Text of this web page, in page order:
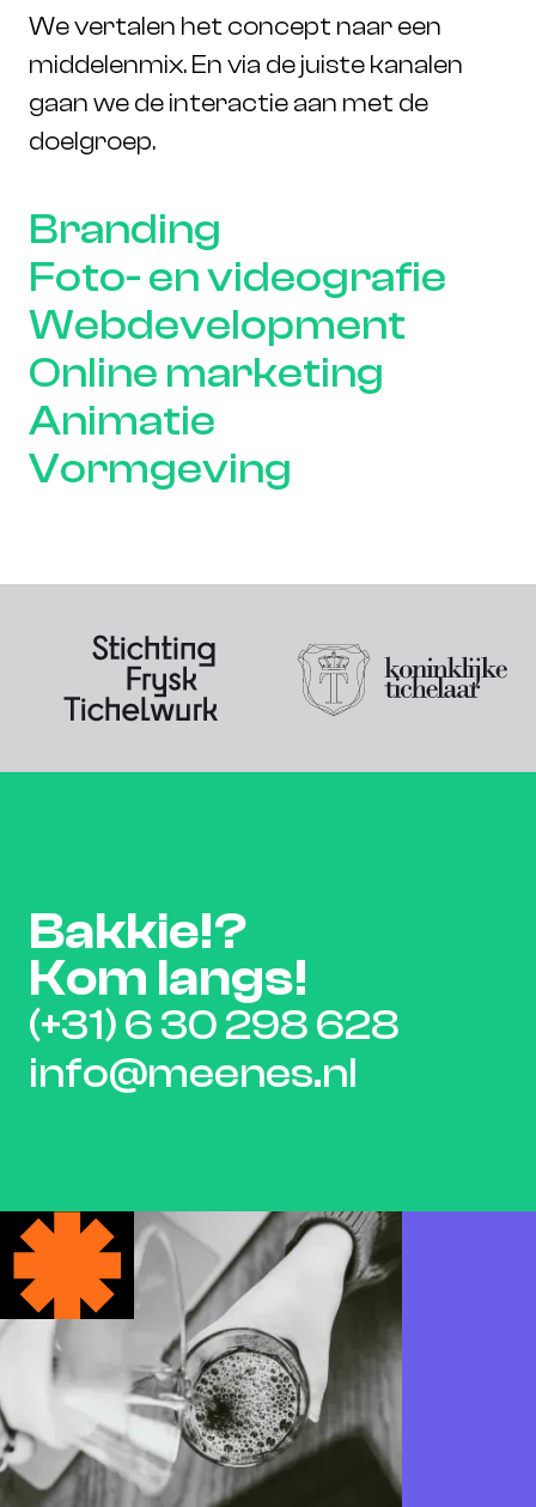
We vertalen het concept naar een
middelenmix. En via de juiste kanalen
gaan we de interactie aan met de
doelgroep.
Branding
Foto- en videografie
Webdevelopment
Online marketing
Animatie
Vormgeving
Bakkie!?
Kom langs!
(+31) 6 30 298 628
info@meenes.nl